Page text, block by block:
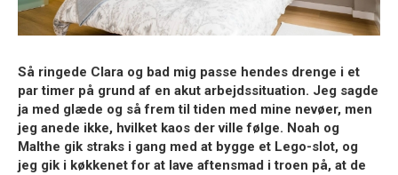
Så ringede Clara og bad mig passe hendes drenge i et
par timer på grund af en akut arbejdssituation. Jeg sagde
ja med glæde og så frem til tiden med mine nevøer, men
jeg anede ikke, hvilket kaos der ville følge. Noah og
Malthe gik straks i gang med at bygge et Lego-slot, og
jeg gik i køkkenet for at lave aftensmad i troen på, at de